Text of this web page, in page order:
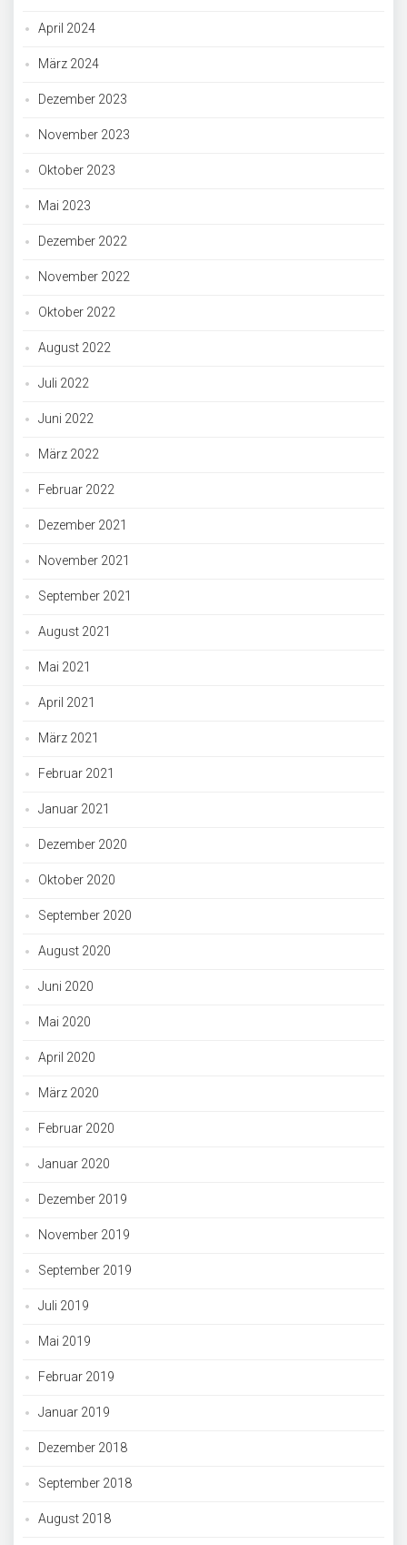
April 2024
März 2024
Dezember 2023
November 2023
Oktober 2023
Mai 2023
Dezember 2022
November 2022
Oktober 2022
August 2022
Juli 2022
Juni 2022
März 2022
Februar 2022
Dezember 2021
November 2021
September 2021
August 2021
Mai 2021
April 2021
März 2021
Februar 2021
Januar 2021
Dezember 2020
Oktober 2020
September 2020
August 2020
Juni 2020
Mai 2020
April 2020
März 2020
Februar 2020
Januar 2020
Dezember 2019
November 2019
September 2019
Juli 2019
Mai 2019
Februar 2019
Januar 2019
Dezember 2018
September 2018
August 2018